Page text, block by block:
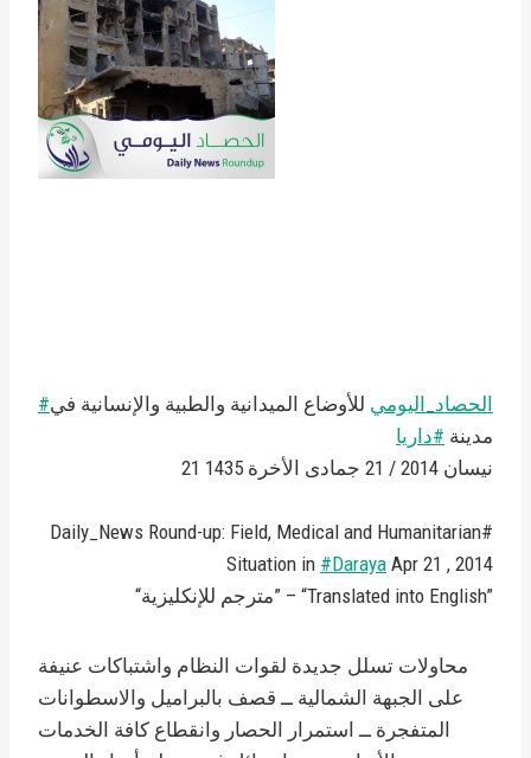
#الحصاد_اليومي للأوضاع الميدانية والطبية والإنسانية في
مدينة #داريا
21 نيسان 2014 / 21 جمادى الأخرة 1435
Daily_News Round-up: Field, Medical and Humanitarian#
Situation in #Daraya Apr 21 , 2014
“مترجم للإنكليزية” – “Translated into English”
محاولات تسلل جديدة لقوات النظام واشتباكات عنيفة
على الجبهة الشمالية ــ قصف بالبراميل والاسطوانات
المتفجرة ــ استمرار الحصار وانقطاع كافة الخدمات